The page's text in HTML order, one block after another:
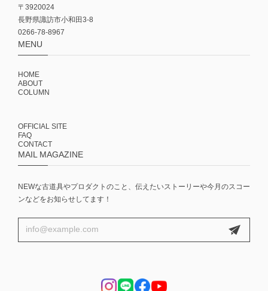
〒3920024
長野県諏訪市小和田3-8
0266-78-8967
MENU
HOME
ABOUT
COLUMN
OFFICIAL SITE
FAQ
CONTACT
MAIL MAGAZINE
NEWな古道具やプロダクトのこと、伝えたいストーリーや今月のスコー
ンなどをお知らせしてます！